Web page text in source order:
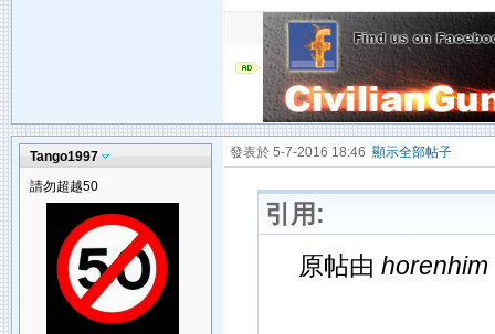
Tango1997
請勿超越50
發表於 5-7-2016 18:46 顯示全部帖子
引用:
原帖由 horenhim